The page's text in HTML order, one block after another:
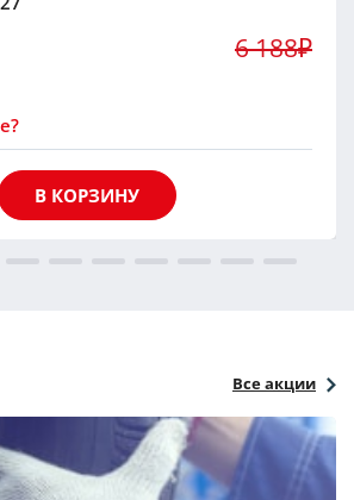
6 188₽
В КОРЗИНУ
Все акции